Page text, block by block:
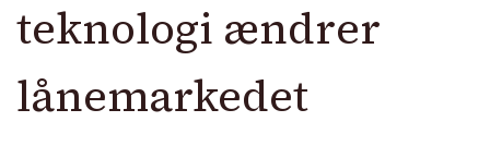
teknologi ændrer
lånemarkedet